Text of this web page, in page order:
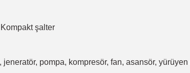
şalter
jeneratör, pompa, kompresör, fan, asansör,